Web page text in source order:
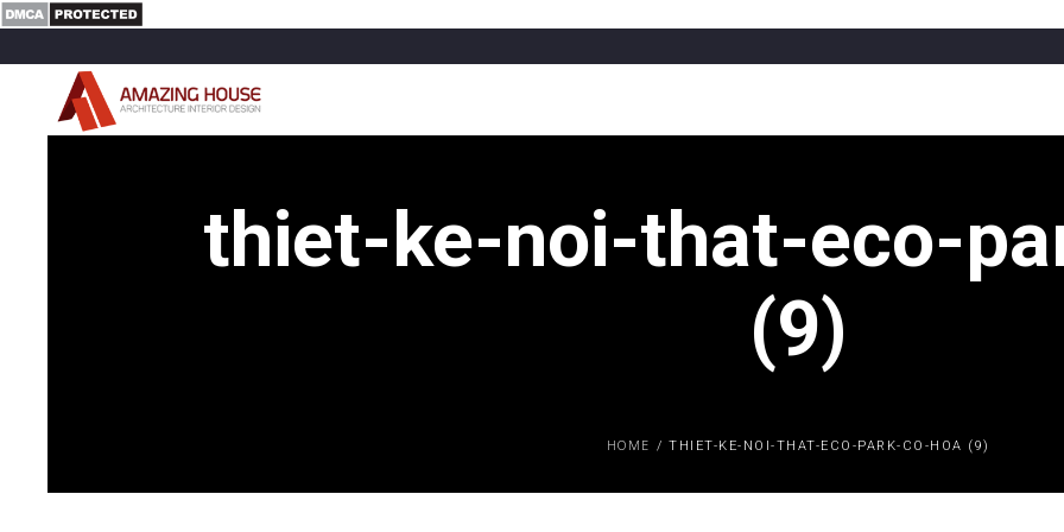
thiet-ke-noi-that-eco-
(9)
HOME / THIET-KE-NOI-THAT-ECO-PARK-CO-HOA (9)